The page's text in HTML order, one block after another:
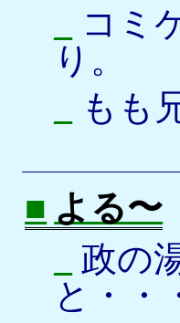
コミ
り。
もも
■ よる〜
政の
と・・